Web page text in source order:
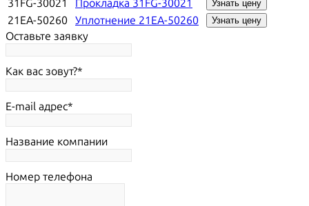
31FG-30021 Прокладка 31FG-30021 Узнать цену
21EA-50260 Уплотнение 21EA-50260 Узнать цену
Оставьте заявку
Как вас зовут?
E-mail адрес
Название компании
Номер телефона